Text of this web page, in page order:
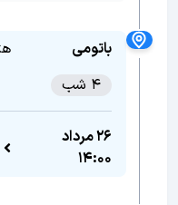
باتومی
4 شب
26 مرداد
14:00